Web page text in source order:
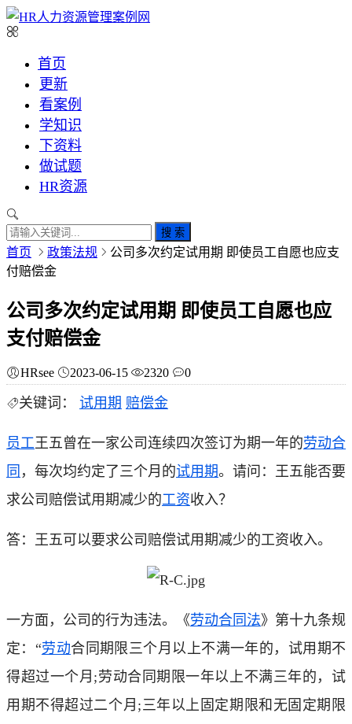
首页
更新
看案例
学知识
下资料
做试题
HR资源
搜 索
首页 政策法规
公司多次约定试用期 即使员工自愿也应支
付赔偿金
公司多次约定试用期 即使员工自愿也应
支付赔偿金
HRsee 2023-06-15 2320 0
关键词： 试用期 赔偿金
员工王五曾在一家公司连续四次签订为期一年的劳动合
同 ，每次均约定了三个月的试用期。请问：王五能否要
求公司赔偿试用期减少的工资收入？
答：王五可以要求公司赔偿试用期减少的工资收入。
一方面，公司的行为违法。《劳动合同法》第十九条规
定：“劳动合同期限三个月以上不满一年的，试用期不
得超过一个月;劳动合同期限一年以上不满三年的，试
用期不得超过二个月;三年以上固定期限和无固定期限